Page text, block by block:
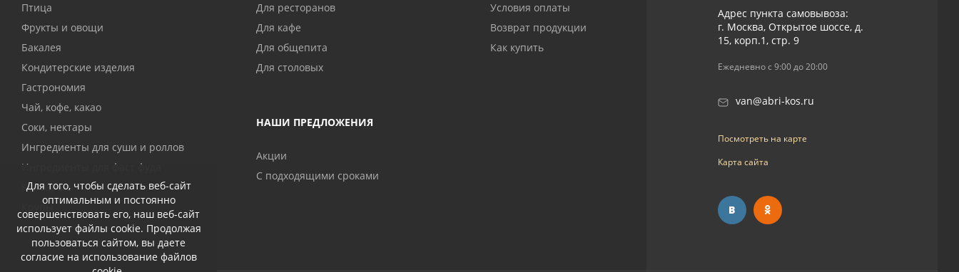
Для того, чтобы сделать веб-сайт
оптимальным и постоянно
совершенствовать его, наш веб-сайт
использует файлы cookie. Продолжая
пользоваться сайтом, вы даете
согласие на использование файлов
Птица
Фрукты и овощи
Бакалея
Кондитерские изделия
Гастрономия
Чай, кофе, какао
Соки, нектары
Ингредиенты для суши и роллов
Ингредиенты для фаст фуда
Консервы
Крупы
Для ресторанов
Для кафе
Для общепита
Для столовых
НАШИ ПРЕДЛОЖЕНИЯ
Акции
С подходящими сроками
Условия оплаты
Возврат продукции
Как купить
Адрес пункта самовывоза:
г. Москва, Открытое шоссе, д.
15, корп.1, стр. 9
Ежедневно с 9:00 до 20:00
van@abri-kos.ru
Посмотреть на карте
Карта сайта